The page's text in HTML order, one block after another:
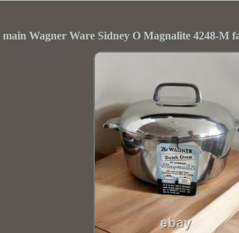
main Wagner Ware Sidney O Magnalite 4248-M